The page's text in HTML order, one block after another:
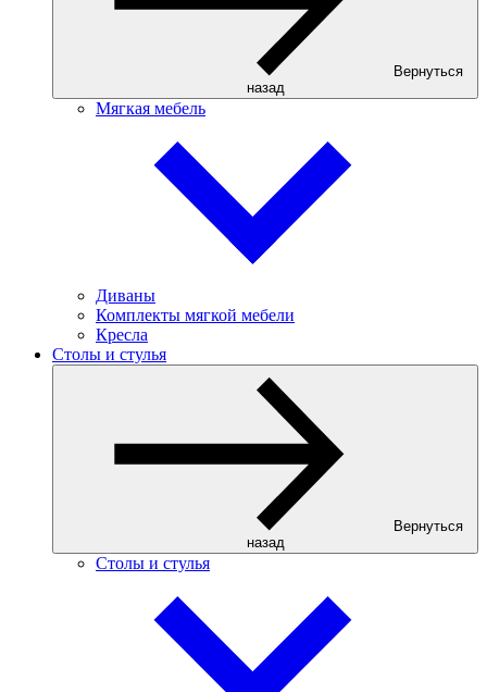
Вернуться
назад
Мягкая мебель
Диваны
Комплекты мягкой мебели
Кресла
Столы и стулья
Вернуться
назад
Столы и стулья